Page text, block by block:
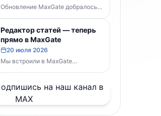
Обновление MaxGate добралось
до RuStore — теперь актуальная
версия доступна всем, без
скачивания APK напрямую:...
Редактор статей — теперь
прямо в MaxGate
20 июля 2026
Мы встроили в MaxGate
собственный редактор статей.
таблицами, изображениями и
полным...